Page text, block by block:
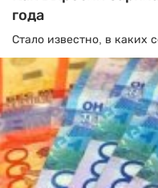
года
Стало известно, в каких